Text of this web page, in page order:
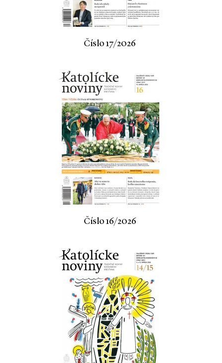
Číslo 17/2026
Číslo 16/2026